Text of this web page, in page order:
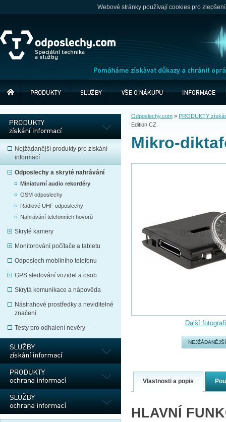
Webové stránky používají cookies pro
Nejžádanější produkty pro získání
informací
Odposlechy a skryté nahrávání
Miniaturní audio rekordéry
GSM odposlechy
Rádiové UHF odposlechy
Nahrávání telefonních hovorů
Skryté kamery
Monitorování počítače a tabletu
Odposlech mobilního telefonu
GPS sledování vozidel a osob
Skrytá komunikace a nápověda
Nástrahové prostředky a neviditelné
značení
Testy pro odhalení nevěry
Odposlechy.com » PRODUKTY
Edition CZ
Mikro-
Další
NEJŽÁDANĚJŠÍ
Vlastnosti a popis
HLAVNÍ